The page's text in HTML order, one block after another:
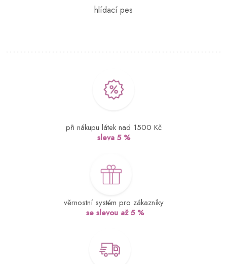
při nákupu látek nad 1500 Kč
sleva 5 %
věrnostní systém pro zákazníky
se slevou až 5 %